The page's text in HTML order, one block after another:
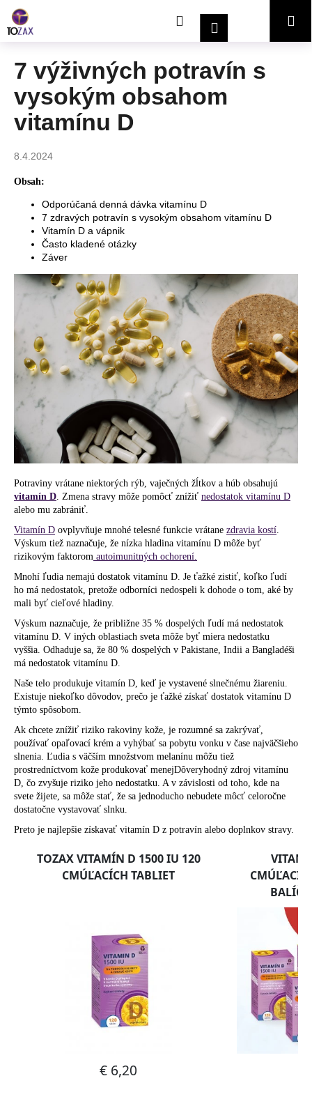
obsah
HľadaťPrihlásenieNákupný
7 výživných potravín s
vysokým obsahom
vitamínu D
8.4.2024
Obsah:
Odporúčaná denná dávka vitamínu D
7 zdravých potravín s vysokým obsahom vitamínu D
Vitamín D a vápnik
Často kladené otázky
Záver
Potraviny vrátane niektorých rýb, vaječných žĺtkov a húb obsahujú
vitamín D . Zmena stravy môže pomôcť znížiť nedostatok vitamínu D
alebo mu zabrániť.
Vitamín D ovplyvňuje mnohé telesné funkcie vrátane zdravia kostí
Výskum tiež naznačuje, že nízka hladina vitamínu D môže byť
rizikovým faktorom autoimunitných ochorení.
Mnohí ľudia nemajú dostatok vitamínu D. Je ťažké zistiť, koľko ľudí
ho má nedostatok, pretože odborníci nedospeli k dohode o tom, aké by
mali byť cieľové hladiny.
Výskum naznačuje, že približne 35 % dospelých ľudí má nedostatok
vitamínu D. V iných oblastiach sveta môže byť miera nedostatku
vyššia. Odhaduje sa, že 80 % dospelých v Pakistane, Indii a Bangladéši
má nedostatok vitamínu D.
Naše telo produkuje vitamín D, keď je vystavené slnečnému žiareniu.
Existuje niekoľko dôvodov, prečo je ťažké získať dostatok vitamínu D
týmto spôsobom.
Ak chcete znížiť riziko rakoviny kože, je rozumné sa zakrývať,
používať opaľovací krém a vyhýbať sa pobytu vonku v čase najväčšieho
slnenia. Ľudia s väčším množstvom melanínu môžu tiež
prostredníctvom kože produkovať menejDôveryhodný zdroj vitamínu
D, čo zvyšuje riziko jeho nedostatku. A v závislosti od toho, kde na
svete žijete, sa môže stať, že sa jednoducho nebudete môcť celoročne
dostatočne vystavovať slnku.
Preto je najlepšie získavať vitamín D z potravín alebo doplnkov stravy.
o
Č
o
o
t
e
t
á
ť
?
O
d
p
o
r
ú
č
a
m
e